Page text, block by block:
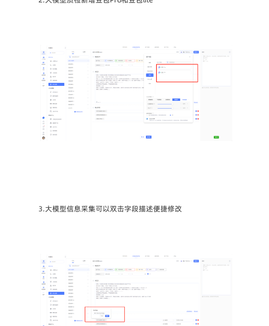
3.大模型信息采集可以双击字段描述便捷修改